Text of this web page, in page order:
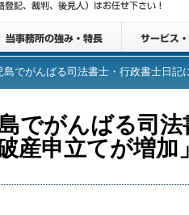
島でがんばる司法書士・行政書士日
でがんばる司
産申立てが増加